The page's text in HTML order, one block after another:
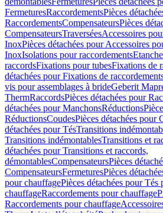
FermeturesRaccordementsPièces
RaccordementsCompensateursPièces
CompensateursTraverséesAccessoires
InoxPièces détachées pour Accessoires
InoxIsolations pour raccordements
raccordsFixations pour tubesFixations de
détachées pour Fixations de
vis pour assemblages à brideGeberit
ThermRaccordsPièces détachées pour
détachées pour ManchonsRéductions
RéductionsCoudesPièces détachées pour
détachées pour TésTransitions
Transitions indémontablesTransitions et
détachées pour Transitions et raccords,
démontablesCompensateursPièces
CompensateursFermeturesPièces
pour chauffagePièces détachées pour Tés
chauffageRaccordements pour chauffage
Raccordements pour chauffage